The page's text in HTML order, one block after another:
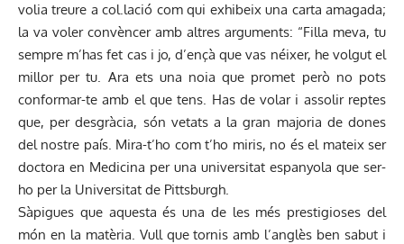
volia treure a col.lació com qui exhibeix una carta amagada;
la va voler convèncer amb altres arguments: “Filla meva, tu
sempre m’has fet cas i jo, d’ençà que vas néixer, he volgut el
millor per tu. Ara ets una noia que promet però no pots
conformar-te amb el que tens. Has de volar i assolir reptes
que, per desgràcia, són vetats a la gran majoria de dones
del nostre país. Mira-t’ho com t’ho miris, no és el mateix ser
doctora en Medicina per una universitat espanyola que ser-
ho per la Universitat de Pittsburgh.
Sàpigues que aquesta és una de les més prestigioses del
món en la matèria. Vull que tornis amb l’anglès ben sabut i